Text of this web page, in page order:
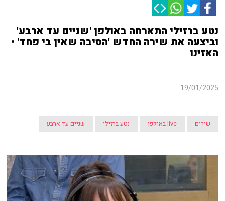
נטע ברזילי התארחה באולפן 'שניים עד ארבע'
וביצעה את שירה החדש 'הסיבה שאין בי פחד' •
האזינו
19/01/2025
שירים live באולפן נטע ברזילי שניים עד ארבע